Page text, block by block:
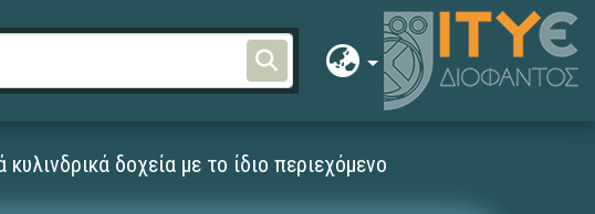
δοχεία με το ίδιο περιεχόμενο